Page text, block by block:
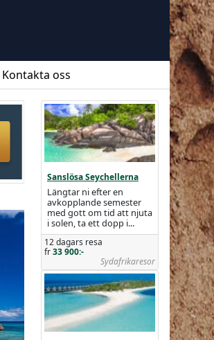
Kontakta oss
Sanslösa Seychellerna
Längtar ni efter en
avkopplande semester
med gott om tid att njuta
i solen, ta ett dopp i...
12 dagars resa
fr33 900:-
Sydafrikaresor